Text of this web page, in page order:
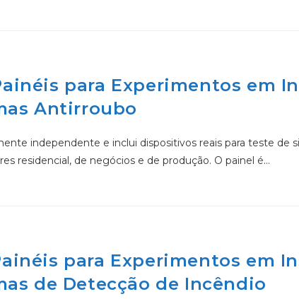
para Experimentos em
Antirroubo
independente e inclui dispositivos reais para teste de
residencial, de negócios e de produção. O painel é…
para Experimentos em
de Detecção de Incêndio